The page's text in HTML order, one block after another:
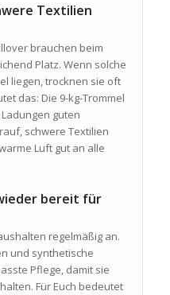
Textilien
brauchen beim
Platz. Wenn solche
liegen, trocknen sie oft
das: Die 9-kg-Trommel
guten
schwere Textilien
Luft gut an alle
bereit für
regelmäßig an.
und synthetische
Pflege, damit sie
Für Euch bedeutet